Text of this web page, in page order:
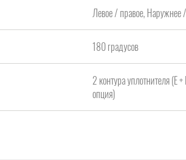
Левое / правое, Наружнее
180 градусов
2 контура уплотнителя (Е
опция)